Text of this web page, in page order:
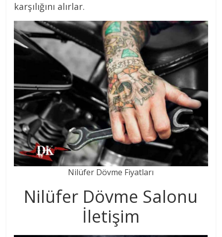
karşılığını alırlar.
Nilüfer Dövme Fiyatları
Nilüfer Dövme Salonu
İletişim